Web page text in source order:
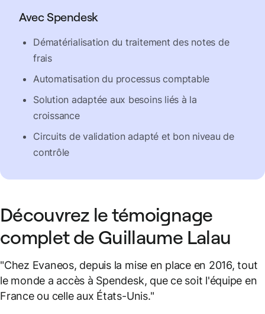
Avec Spendesk
Dématérialisation du traitement des notes de
frais
Automatisation du processus comptable
Solution adaptée aux besoins liés à la
croissance
Circuits de validation adapté et bon niveau de
contrôle
Découvrez le témoignage
complet de Guillaume Lalau
"Chez Evaneos, depuis la mise en place en 2016, tout
le monde a accès à Spendesk, que ce soit l'équipe en
France ou celle aux États-Unis."